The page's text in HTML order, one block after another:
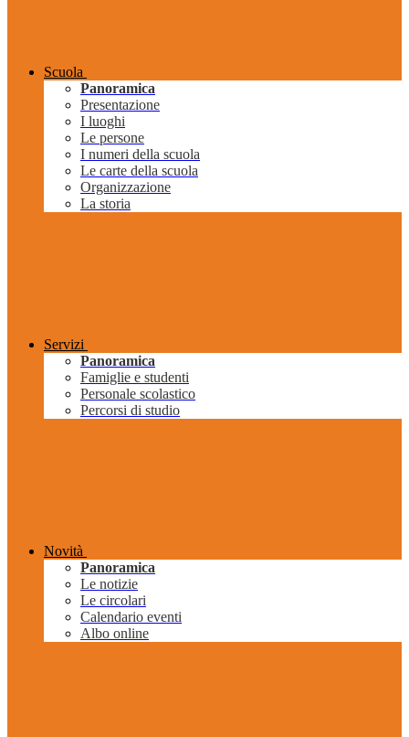
Scuola
Panoramica
Presentazione
I luoghi
Le persone
I numeri della scuola
Le carte della scuola
Organizzazione
La storia
Servizi
Panoramica
Famiglie e studenti
Personale scolastico
Percorsi di studio
Novità
Panoramica
Le notizie
Le circolari
Calendario eventi
Albo online